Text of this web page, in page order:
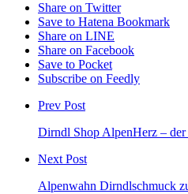
Share on Twitter
Save to Hatena Bookmark
Share on LINE
Share on Facebook
Save to Pocket
Subscribe on Feedly
Prev Post
Dirndl Shop AlpenHerz –
Next Post
Alpenwahn Dirndlschmuck